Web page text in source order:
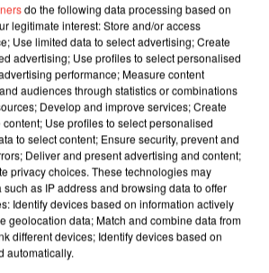
CHANTE
do the following data processing based on
legitimate interest: Store and/or access
Use limited data to select advertising; Create
advertising; Use profiles to select personalised
performance; Measure content
audiences through statistics or combinations
Develop and improve services; Create
Use profiles to select personalised
to select content; Ensure security, prevent and
Deliver and present advertising and content;
privacy choices. These technologies may
as IP address and browsing data to offer
Identify devices based on information actively
geolocation data; Match and combine data from
different devices; Identify devices based on
automatically.